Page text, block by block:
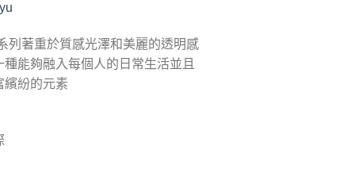
列著重於質感光澤和美麗的透明感
種能夠融入每個人的日常生活並且
繽紛的元素